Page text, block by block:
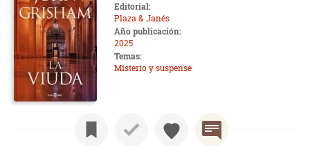
Editorial:
Plaza & Janés
Año publicación:
2025
Temas:
Misterio y suspense